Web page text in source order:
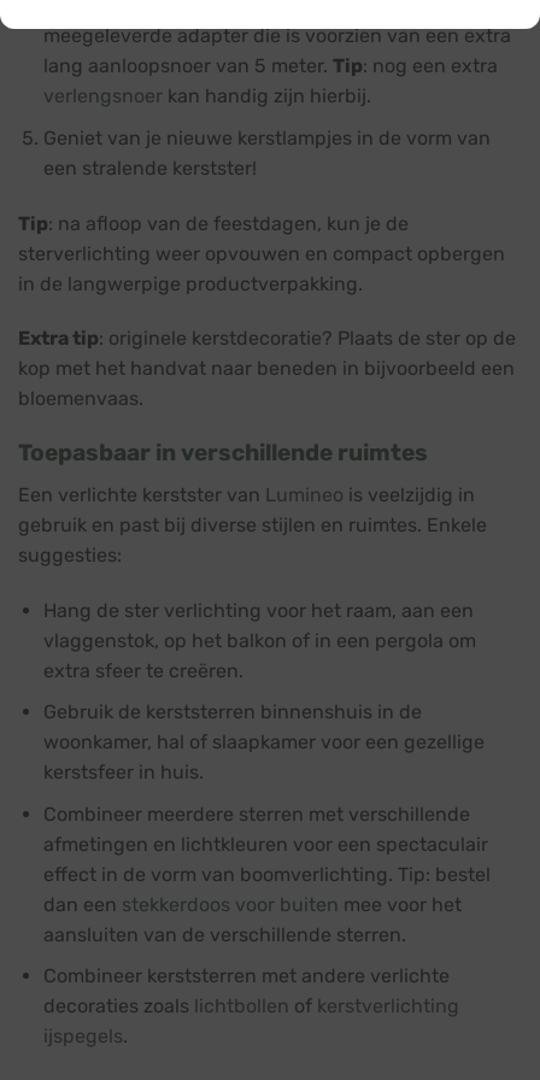
meegeleverde adapter die is voorzien van een extra
lang aanloopsnoer van 5 meter. Tip: nog een extra
verlengsnoerkan handig zijn hierbij.
Geniet van je nieuwe kerstlampjes in de vorm van
een stralende kerstster!
Tip: na afloop van de feestdagen, kun je de
sterverlichting weer opvouwen en compact opbergen
in de langwerpige productverpakking.
Extra tip: originele kerstdecoratie? Plaats de ster op de
kop met het handvat naar beneden in bijvoorbeeld een
bloemenvaas.
Toepasbaar in verschillende ruimtes
Een verlichte kerstster van Lumineo is veelzijdig in
gebruik en past bij diverse stijlen en ruimtes. Enkele
suggesties:
Hang de ster verlichting voor het raam, aan een
vlaggenstok, op het balkon of in een pergola om
extra sfeer te creëren.
Gebruik de kerststerren binnenshuis in de
woonkamer, hal of slaapkamer voor een gezellige
kerstsfeer in huis.
Combineer meerdere sterren met verschillende
afmetingen en lichtkleuren voor een spectaculair
effect in de vorm van boomverlichting. Tip: bestel
dan een stekkerdoos voor buiten mee voor het
aansluiten van de verschillende sterren.
Combineer kerststerren met andere verlichte
decoraties zoals lichtbollen of kerstverlichting
ijspegels.